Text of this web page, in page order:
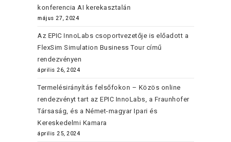
konferencia AI kerekasztalán
május 27, 2024
Az EPIC InnoLabs csoportvezetője is előadott a
FlexSim Simulation Business Tour című
rendezvényen
április 26, 2024
Termelésirányítás felsőfokon – Közös online
rendezvényt tart az EPIC InnoLabs, a Fraunhofer
Társaság, és a Német-magyar Ipari és
Kereskedelmi Kamara
április 25, 2024